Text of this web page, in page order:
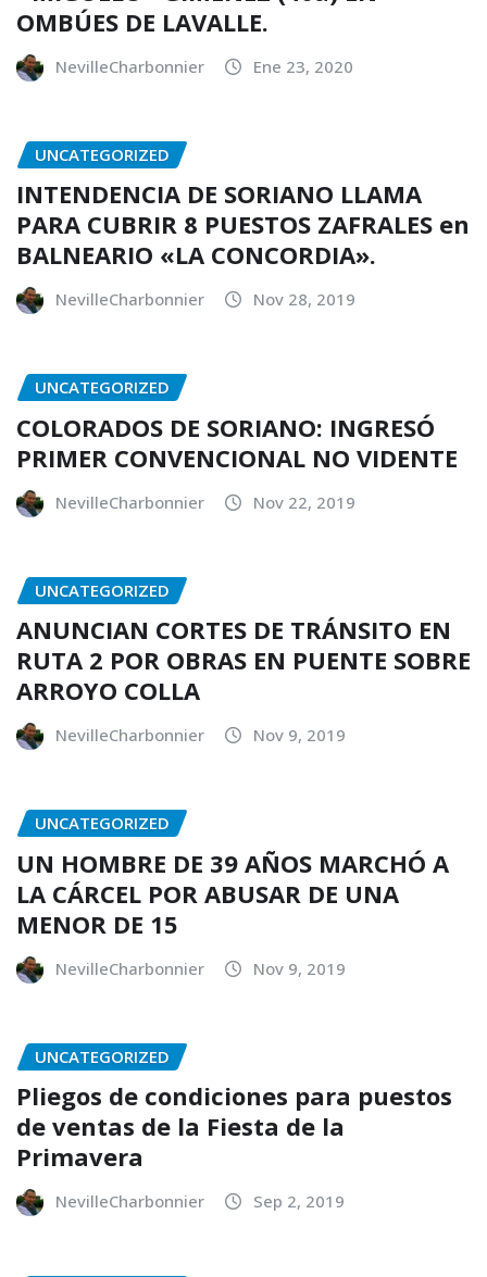
OMBÚES DE LAVALLE.
NevilleCharbonnier Ene 23, 2020
UNCATEGORIZED
INTENDENCIA DE SORIANO LLAMA
PARA CUBRIR 8 PUESTOS ZAFRALES en
BALNEARIO «LA CONCORDIA».
NevilleCharbonnier Nov 28, 2019
UNCATEGORIZED
COLORADOS DE SORIANO: INGRESÓ
PRIMER CONVENCIONAL NO VIDENTE
NevilleCharbonnier Nov 22, 2019
UNCATEGORIZED
ANUNCIAN CORTES DE TRÁNSITO EN
RUTA 2 POR OBRAS EN PUENTE SOBRE
ARROYO COLLA
NevilleCharbonnier Nov 9, 2019
UNCATEGORIZED
UN HOMBRE DE 39 AÑOS MARCHÓ A
LA CÁRCEL POR ABUSAR DE UNA
MENOR DE 15
NevilleCharbonnier Nov 9, 2019
UNCATEGORIZED
Pliegos de condiciones para puestos
de ventas de la Fiesta de la
Primavera
NevilleCharbonnier Sep 2, 2019